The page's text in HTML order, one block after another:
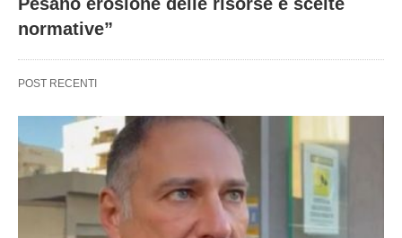
normative”
POST RECENTI